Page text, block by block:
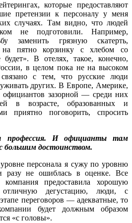
которые предоставляют
претензии к персоналу у меня
случаях. Там видно, что людей
не подготовили. Например,
заменить грязную скатерть,
на пятно корзинку с хлебом со
В отелях, такое, конечно,
в целом пока не на высоком
с тем, что русские люди
других. В Европе, Америке,
официантов зазорной — среди них
в возрасте, образованных и
приятно поговорить, спросить
И официанты там
большим достоинством.
персонала я сужу по уровню
разу не ошиблась в оценке. Все
предоставила хорошую
отличную дегустацию, люди, с
переговоров — адекватные, то
будет должным образом
«с головы».